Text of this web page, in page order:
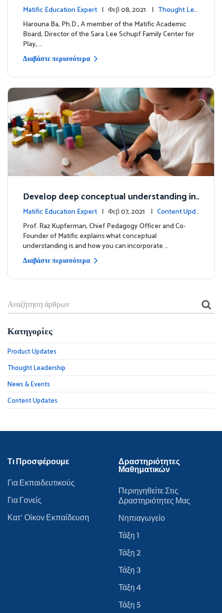
Matific Education Expert | Φεβ 08, 2021 | Thought Lea
dership
Harouna Ba, Ph.D., A member of the Matific Academic
Board, Director of the Sara Lee Schupf Family Center for
Play, …
Διαβάστε περισσότερα
Develop deep conceptual understanding in
mathematics
Matific Education Expert | Φεβ 07, 2021 | Content Upda
tes
Prof. Raz Kupferman, Chief Pedagogy Officer and Co-
Founder of Matific explains what conceptual
understanding is and how you can incorporate …
Διαβάστε περισσότερα
Κατηγορίες
Product Updates
Thought Leadership
News & Events
Content Updates
Τι Προσφέρουμε
Για Εκπαιδευτικούς
Για Γονείς
Κατ' Οίκον Εκπαίδευση
Δραστηριότητες
Μαθηματικών
Περιηγηθείτε Στις
Δραστηριότητες Μας
Νηπιαγωγείο
Τάξη 1
Τάξη 2
Τάξη 3
Τάξη 4
Τάξη 5